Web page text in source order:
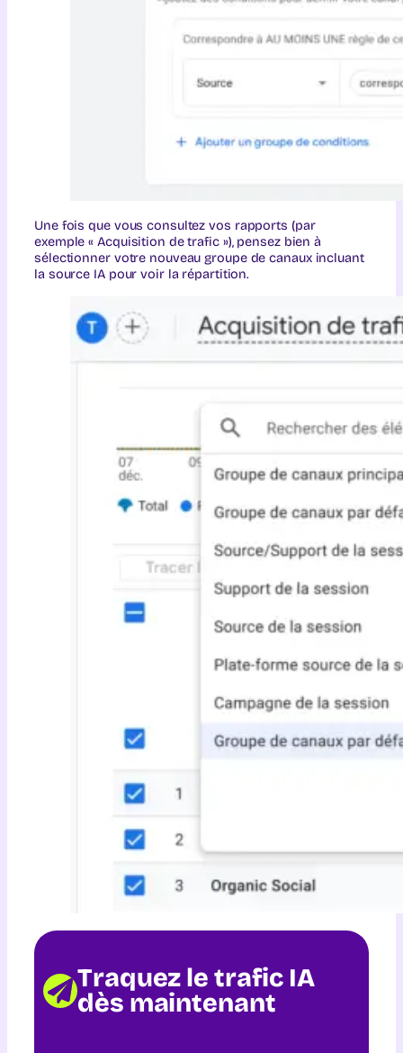
Une fois que vous consultez vos rapports (par
exemple « Acquisition de trafic »), pensez bien à
sélectionner votre nouveau groupe de canaux incluant
la source IA pour voir la répartition.
Traquez le trafic IA
dès maintenant